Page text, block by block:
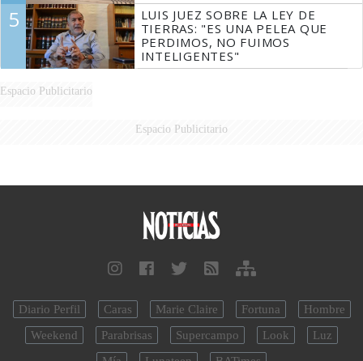
5
LUIS JUEZ SOBRE LA LEY DE
TIERRAS: "ES UNA PELEA QUE
PERDIMOS, NO FUIMOS
INTELIGENTES"
Espacio Publicitario
Espacio Publicitario
Diario Perfil Caras Marie Claire Fortuna
Hombre
Weekend
Parabrisas Supercampo Look
Luz